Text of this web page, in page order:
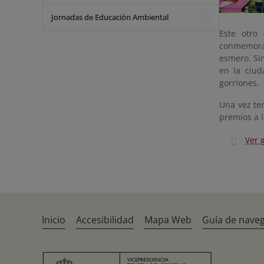
Jornadas de Educación Ambiental
Este otro
esmero.
en la
gorriones.
Una vez
premios a
Ver
Inicio Accesibilidad Mapa Web Guía de